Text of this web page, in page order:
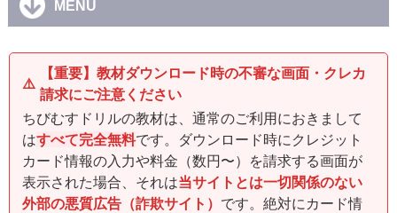
MENU
⚠️
【重要】教材ダウンロード時の不審な画面・クレカ
請求にご注意ください
ちびむすドリルの教材は、通常のご利用におきまして
はすべて完全無料です。ダウンロード時にクレジット
カード情報の入力や料金（数円〜）を請求する画面が
表示された場合、それは当サイトとは一切関係のない
外部の悪質広告（詐欺サイト） です。絶対にカード情